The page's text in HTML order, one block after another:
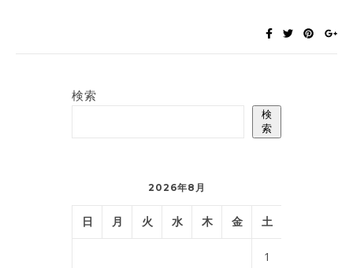
検索
検
索
2026年8月
日 月 火 水 木 金 土
1